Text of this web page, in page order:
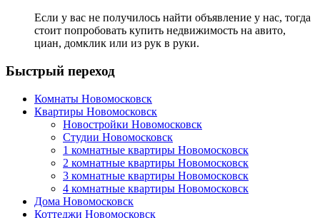
Если у вас не получилось найти объявление у нас, тогда
стоит попробовать купить недвижимость на авито,
циан, домклик или из рук в руки.
Быстрый переход
Комнаты Новомосковск
Квартиры Новомосковск
Новостройки Новомосковск
Студии Новомосковск
1 комнатные квартиры Новомосковск
2 комнатные квартиры Новомосковск
3 комнатные квартиры Новомосковск
4 комнатные квартиры Новомосковск
Дома Новомосковск
Коттеджи Новомосковск